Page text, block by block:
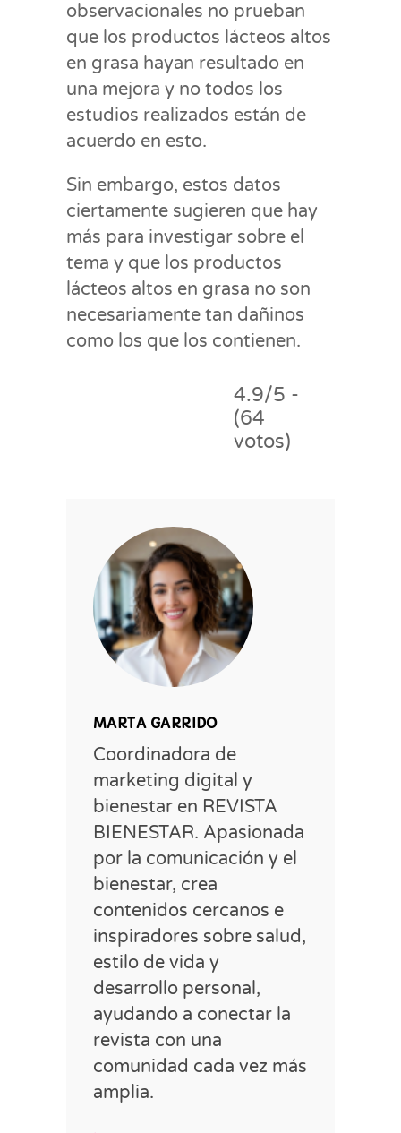
observacionales no prueban
que los productos lácteos altos
en grasa hayan resultado en
una mejora y no todos los
estudios realizados están de
acuerdo en esto.
Sin embargo, estos datos
ciertamente sugieren que hay
más para investigar sobre el
tema y que los productos
lácteos altos en grasa no son
necesariamente tan dañinos
como los que los contienen.
4.9/5 -
(64
votos)
MARTA GARRIDO
Coordinadora de
marketing digital y
bienestar en REVISTA
BIENESTAR. Apasionada
por la comunicación y el
bienestar, crea
contenidos cercanos e
inspiradores sobre salud,
estilo de vida y
desarrollo personal,
ayudando a conectar la
revista con una
comunidad cada vez más
amplia.